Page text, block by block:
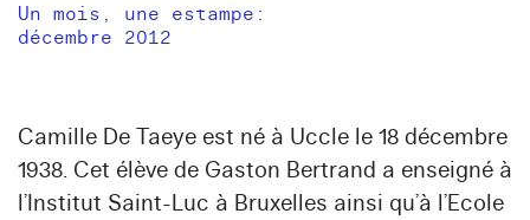
Un mois, une estampe:
décembre 2012
Camille De Taeye est né à Uccle le 18 décembre
1938. Cet élève de Gaston Bertrand a enseigné à
l’Institut Saint-Luc à Bruxelles ainsi qu’à l’Ecole